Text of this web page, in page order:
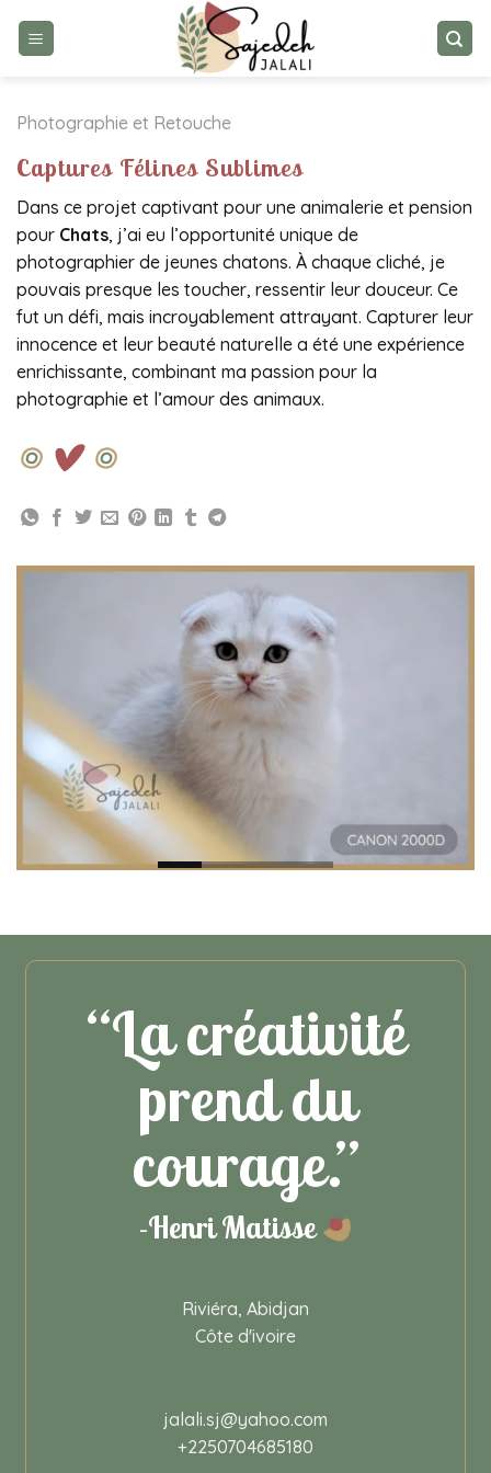
Photographie et Retouche
Captures Félines Sublimes
Dans ce projet captivant pour une animalerie et pension
pour Chats, j’ai eu l’opportunité unique de
photographier de jeunes chatons. À chaque cliché, je
pouvais presque les toucher, ressentir leur douceur. Ce
fut un défi, mais incroyablement attrayant. Capturer leur
innocence et leur beauté naturelle a été une expérience
enrichissante, combinant ma passion pour la
photographie et l’amour des animaux.
“La créativité
prend du
courage.”
-Henri Matisse
Riviéra, Abidjan
Côte d'ivoire
jalali.sj@yahoo.com
+2250704685180‬